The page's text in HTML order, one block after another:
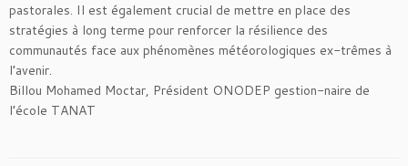
pastorales. Il est également crucial de mettre en place des
stratégies à long terme pour renforcer la résilience des
communautés face aux phénomènes météorologiques ex-trêmes à
l’avenir.
Billou Mohamed Moctar, Président ONODEP gestion-naire de
l’école TANAT